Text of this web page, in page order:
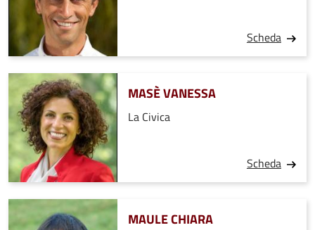
Scheda
MASÈ VANESSA
La Civica
Scheda
MAULE CHIARA